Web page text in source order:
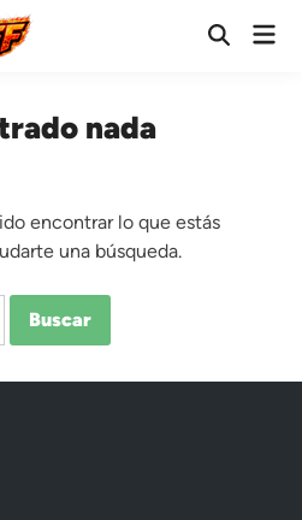
Abrir
nada
encontrar lo que estás
una búsqueda.